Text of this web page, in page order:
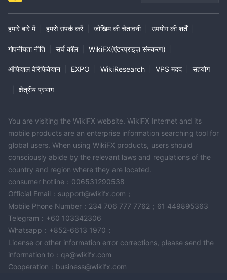
हमारे बारे में हमसे संपर्क करें जोखिम की चेतावनी उपयोग की शर्तें
गोपनीयता नीति सर्च कॉल WikiFX(एंटरप्राइज़ संस्करण)
ऑफिशल वेरिफिकेशन EXPO WikiResearch VPS मदद सहयोग
क्षेत्रीय प्रभाग
You are visiting the WikiFX website. WikiFX Internet and its
mobile products are an enterprise information searching tool for
global users. When using WikiFX products, users should
consciously abide by the relevant laws and regulations of the
country and region where they are located.
consumer hotline：006531290538
Official Email：support@wikifx.com；
Mobile Phone Number：234 706 777 7762；61 449895363
Telegram：+60 103342306
Whatsapp：+852-6613 1970；
License or other information error corrections, please send the
information to：qa@wikifx.com
Cooperation：business@wikifx.com